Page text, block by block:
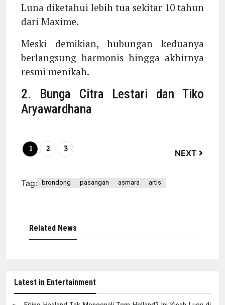
Latest in Entertainment
Luna diketahui lebih tua sekitar 10 tahun
dari Maxime.
Meski demikian, hubungan keduanya
berlangsung harmonis hingga akhirnya
resmi menikah.
2. Bunga Citra Lestari dan Tiko
Aryawardhana
1 2 3 NEXT
Tag: brondong pasangan asmara artis
Related News